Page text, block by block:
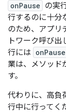
onPause の実
行するのに十分
のため、アプリ
トワーク呼び
行には onPause
業は、メソッド
す。
代わりに、高負
行中に行ってく